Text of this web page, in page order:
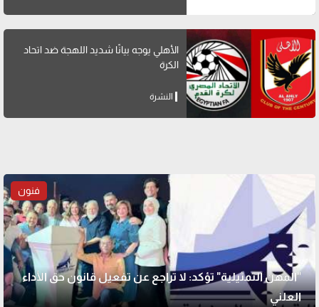
الأهلي يوجه بيانًا شديد اللهجة ضد اتحاد
الكرة
النشرة
فنون
"المهن التمثيلية" تؤكد: لا تراجع عن تفعيل قانون حق الأداء
العلني